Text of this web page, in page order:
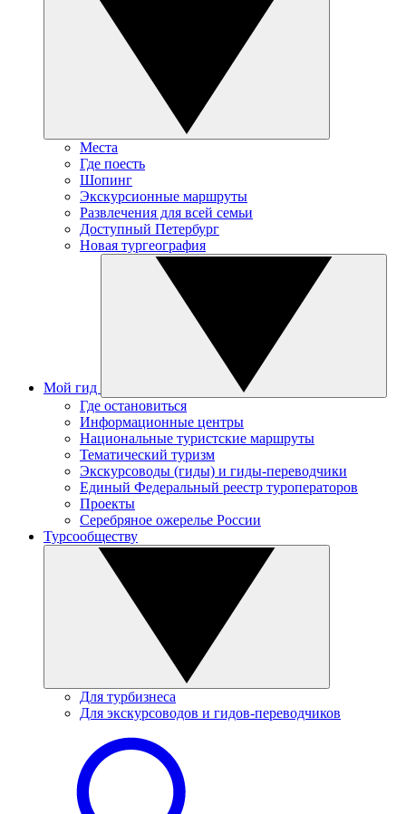
Места
Где поесть
Шопинг
Экскурсионные маршруты
Развлечения для всей семьи
Доступный Петербург
Новая тургеография
Мой гид
Где остановиться
Информационные центры
Национальные туристские маршруты
Тематический туризм
Экскурсоводы (гиды) и гиды-переводчики
Единый Федеральный реестр туроператоров
Проекты
Серебряное ожерелье России
Турсообществу
Для турбизнеса
Для экскурсоводов и гидов-переводчиков